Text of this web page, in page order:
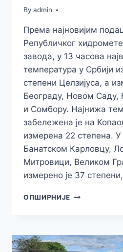
By admin
Према најновијим
Републичког
завода, у 13 часова
температура у Србији
степени Целзијуса, а
Београду, Новом Саду,
и Сомбору. Најнижа
забележена је на
измерена 22 степена.
Банатском Карловцу,
Митровици, Великом
измерено је 37
ОПШИРНИЈЕ ТЕМПЕРАТУРЕ
ШИРОМ
СРБИЈЕ,